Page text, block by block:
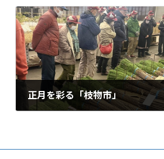
正月を彩る「枝物市」